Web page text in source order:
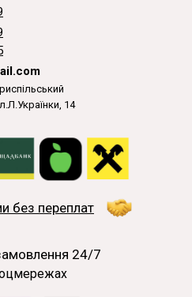
14
24/7
без переплат